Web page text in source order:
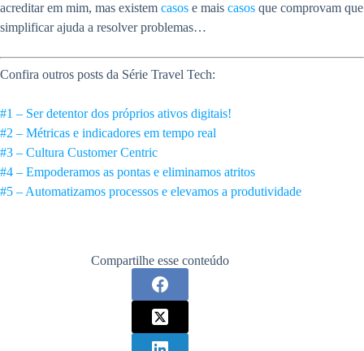
acreditar em mim, mas existem casos e mais casos que comprovam que
simplificar ajuda a resolver problemas…
Confira outros posts da Série Travel Tech:
#1 – Ser detentor dos próprios ativos digitais!
#2 – Métricas e indicadores em tempo real
#3 – Cultura Customer Centric
#4 – Empoderamos as pontas e eliminamos atritos
#5 – Automatizamos processos e elevamos a produtividade
Compartilhe esse conteúdo